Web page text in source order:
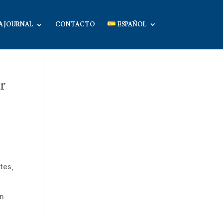
JOURNAL CONTACTO ESPAÑOL